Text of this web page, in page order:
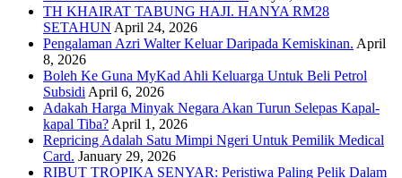
TH KHAIRAT TABUNG HAJI. HANYA RM28
SETAHUN April 24, 2026
Pengalaman Azri Walter Keluar Daripada Kemiskinan. April
8, 2026
Boleh Ke Guna MyKad Ahli Keluarga Untuk Beli Petrol
Subsidi April 6, 2026
Adakah Harga Minyak Negara Akan Turun Selepas Kapal-
kapal Tiba? April 1, 2026
Repricing Adalah Satu Mimpi Ngeri Untuk Pemilik Medical
Card. January 29, 2026
RIBUT TROPIKA SENYAR: Peristiwa Paling Pelik Dalam